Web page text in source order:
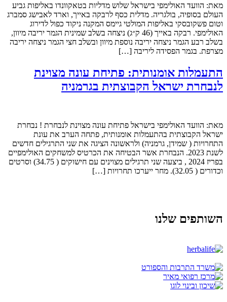
מאת: הוועד האולימפי בישראל שלוש מדליות בטאקוונדו באליפות גביע
העולם בסופיה, בולגריה. מדלית כסף לרבקה באייך, וארד לאבישג סמברג
וטום פשקובסקי באליפות המולטי גיימס המקנה ניקוד כפול לדירוג
האולימפי. רבקה באייך (46 ק״ג) ניצחה בשלב שמינית הגמר יריבה מיוון,
בשלב רבע הגמר ניצחה יריבה נוספת מיוון ובשלב חצי הגמר ניצחה יריבה
מצרפת. בגמר הפסידה ליריבה […]
התעמלות אומנותית: פתיחת עונה מצוינת
לנבחרת ישראל הקבוצתית בגרמניה
מאת: הוועד האולימפי בישראל פתיחת עונה מצוינת לנבחרת ! נבחרת
ישראל הקבוצתית בהתעמלות אומנותית, פתחה הערב את עונת
התחרויות ( שמידן, גרמניה) ולראשונה הציגה את שני התרגילים חדשים
לשנת 2023. הנבחרת אשר הבטיחה את הכרטיס למשחקים האולימפיים
בפריז 2024 , ביצעה שני תרגילים מצוינים עם חישוקים ( 34.75) וסרטים
וכדורים ( 32.05). מחר ייערכו תחרויות […]
השותפים שלנו